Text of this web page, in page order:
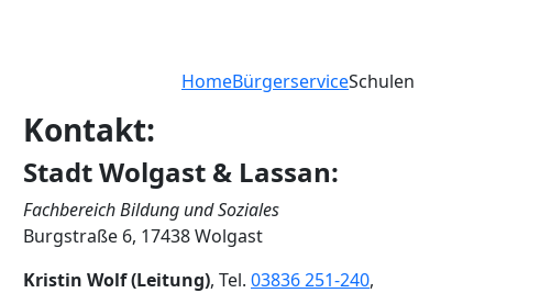
HomeBürgerserviceSchulen
Kontakt:
Stadt Wolgast & Lassan:
Fachbereich Bildung und Soziales
Burgstraße 6, 17438 Wolgast
Kristin Wolf (Leitung), Tel. 03836 251-240,